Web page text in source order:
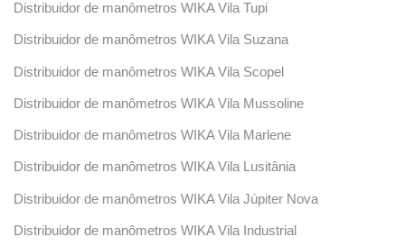
Distribuidor de manômetros WIKA Vila Tupi
Distribuidor de manômetros WIKA Vila Suzana
Distribuidor de manômetros WIKA Vila Scopel
Distribuidor de manômetros WIKA Vila Mussoline
Distribuidor de manômetros WIKA Vila Marlene
Distribuidor de manômetros WIKA Vila Lusitânia
Distribuidor de manômetros WIKA Vila Júpiter Nova
Distribuidor de manômetros WIKA Vila Industrial